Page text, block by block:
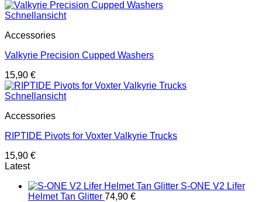
Schnellansicht
Accessories
Valkyrie Precision Cupped Washers
15,90 €
Schnellansicht
Accessories
RIPTIDE Pivots for Voxter Valkyrie Trucks
15,90 €
Latest
S-ONE V2 Lifer
Helmet Tan Glitter 74,90 €